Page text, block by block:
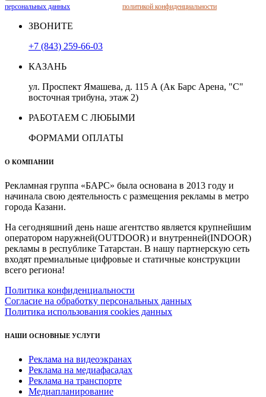
персональных данных
политикой конфиденциальности
ЗВОНИТЕ
+7 (843) 259-66-03
КАЗАНЬ
ул. Проспект Ямашева, д. 115 А (Ак Барс Арена, "С"
восточная трибуна, этаж 2)
РАБОТАЕМ С ЛЮБЫМИ
ФОРМАМИ ОПЛАТЫ
О КОМПАНИИ
Рекламная группа «БАРС» была основана в 2013 году и
начинала свою деятельность с размещения рекламы в метро
города Казани.
На сегодняшний день наше агентство является крупнейшим
оператором наружней(OUTDOOR) и внутренней(INDOOR)
рекламы в республике Татарстан. В нашу партнерскую сеть
входят премиальные цифровые и статичные конструкции
всего региона!
Политика конфиденциальности
Согласие на обработку персональных данных
Политика использования cookies данных
НАШИ ОСНОВНЫЕ УСЛУГИ
Реклама на видеоэкранах
Реклама на медиафасадах
Реклама на транспорте
Медиапланирование